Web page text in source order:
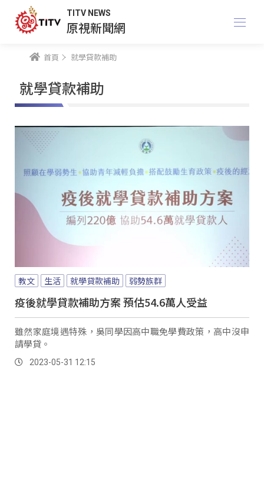
TITV NEWS
原視新聞網
首頁 就學貸款補助
就學貸款補助
教文 生活 就學貸款補助 弱勢族群
疫後就學貸款補助方案 預估54.6萬人受益
雖然家庭境遇特殊，吳同學因高中職免學費政策，高中沒申
請學貸。
2023-05-31 12:15